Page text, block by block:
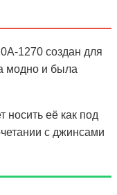
1270 создан для
модно и была
носить её как под
с джинсами